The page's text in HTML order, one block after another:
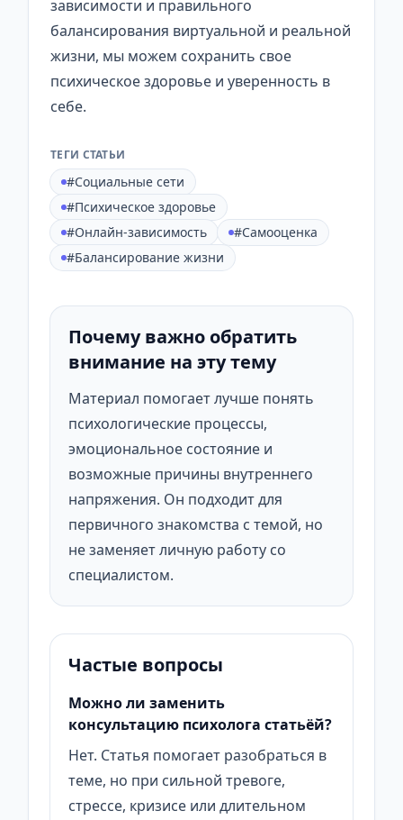
зависимости и правильного
балансирования виртуальной и реальной
жизни, мы можем сохранить свое
психическое здоровье и уверенность в
себе.
ТЕГИ СТАТЬИ
#Социальные сети
#Психическое здоровье
#Онлайн-зависимость
#Самооценка
#Балансирование жизни
Почему важно обратить
внимание на эту тему
Материал помогает лучше понять
психологические процессы,
эмоциональное состояние и
возможные причины внутреннего
напряжения. Он подходит для
первичного знакомства с темой, но
не заменяет личную работу со
специалистом.
Частые вопросы
Можно ли заменить
консультацию психолога статьёй?
Нет. Статья помогает разобраться в
теме, но при сильной тревоге,
стрессе, кризисе или длительном